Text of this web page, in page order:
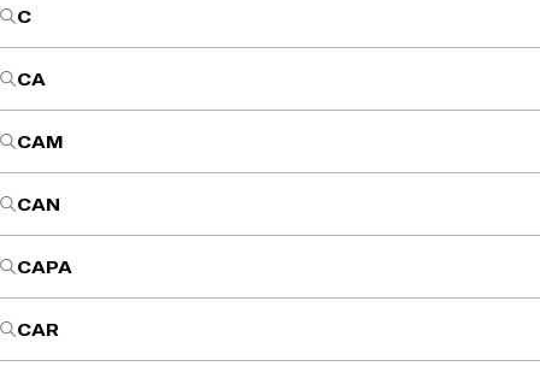
C
CA
CAM
CAN
CAPA
CAR